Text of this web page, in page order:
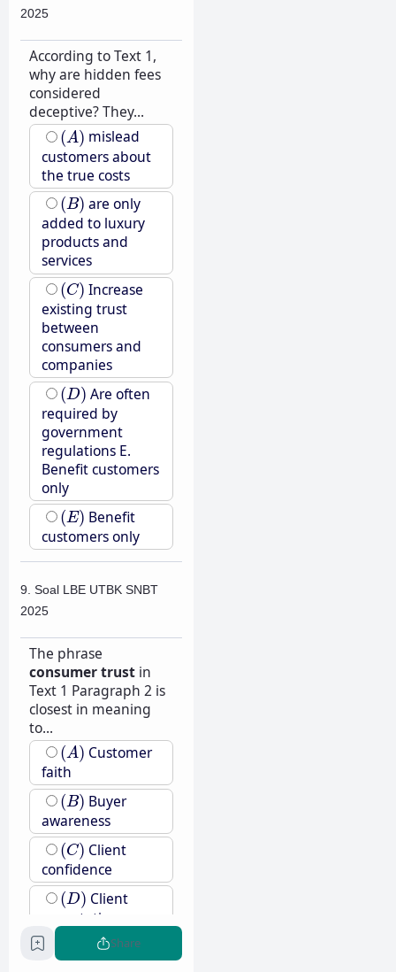
2025
According to Text 1,
why are hidden fees
considered
deceptive? They...
(A)
(A) mislead
customers about
the true costs
(B)
(B) are only
added to luxury
products and
services
(C)
(C) Increase
existing trust
between
consumers and
companies
(D)
(D) Are often
required by
government
regulations E.
Benefit customers
only
(E)
(E) Benefit
customers only
9. Soal LBE UTBK SNBT
2025
The phrase
consumer trustin
Text 1 Paragraph 2 is
closest in meaning
to...
(A)
(A) Customer
faith
(B)
(B) Buyer
awareness
(C)
(C) Client
confidence
(D)
(D) Client
expectation
Customer
credibility